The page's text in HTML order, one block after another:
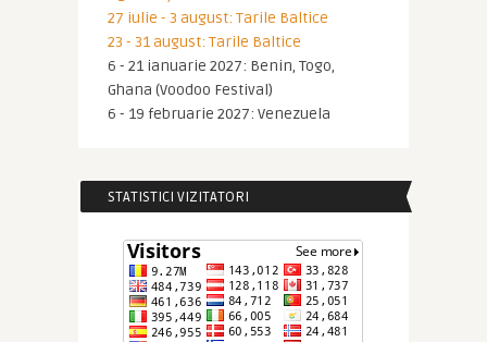
27 iulie - 3 august: Tarile Baltice
23 - 31 august: Tarile Baltice
6 - 21 ianuarie 2027: Benin, Togo,
Ghana (Voodoo Festival)
6 - 19 februarie 2027: Venezuela
STATISTICI VIZITATORI